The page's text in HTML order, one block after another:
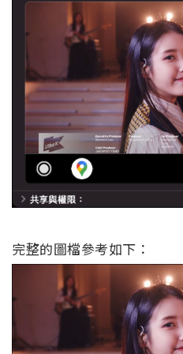
完整的圖檔參考如下：